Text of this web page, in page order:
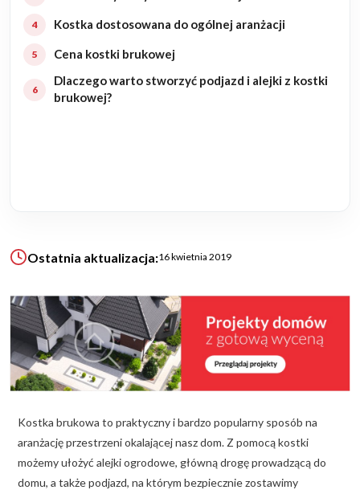
Rozbudowa
Remonty
Budynki biurowe
Ogrody
KALKULATOR BUDOWY
BLOG
O NAS
KONAKT
ZAPISZ SIĘ
Kostka dostosowana do ogólnej aranżacji
Cena kostki brukowej
Dlaczego warto stworzyć podjazd i alejki z kostki
brukowej?
Ostatnia aktualizacja:16 kwietnia 2019
Kostka brukowa to praktyczny i bardzo popularny sposób na
aranżację przestrzeni okalającej nasz dom. Z pomocą kostki
możemy ułożyć alejki ogrodowe, główną drogę prowadzącą do
domu, a także podjazd, na którym bezpiecznie zostawimy